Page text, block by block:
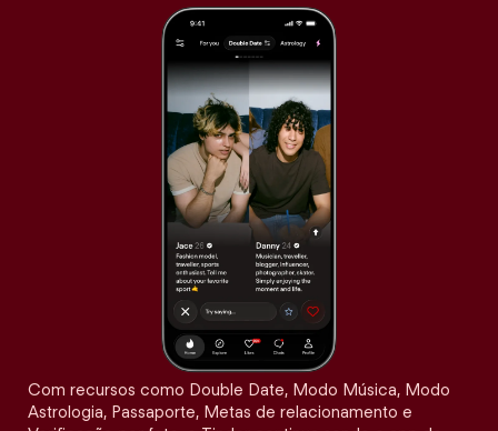
Com recursos como Double Date, Modo Música, Modo
Astrologia, Passaporte, Metas de relacionamento e